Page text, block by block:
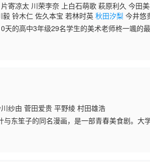
寄凉太 川荣李奈 上白石萌歌 萩原利久 今田
毅 铃木仁 佐久本宝 若林时英秋田汐梨 今井悠
乃 森山瑛 山田姫奈 西本银二郎 飛田光里 若
天的高中3年级29名学生的美术老师柊一颯的
某件事而封闭内心的女学生茅野樱。
纱由 菅田爱贵 平野绫 村田雄浩
与东笙子的同名漫画，是一部青春美食剧。大
美相遇。两人一同在现实中的名店品尝咖喱